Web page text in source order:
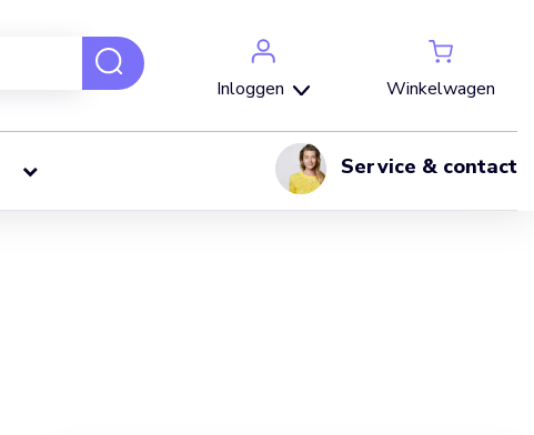
Inloggen Winkelwagen
Service & contact